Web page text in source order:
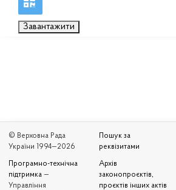
Завантажити
© Верховна Рада
України 1994—2026
Програмно-технічна
підтримка —
Управління
Пошук за
реквізитами
Архів
законопроєктів,
проєктів інших актів